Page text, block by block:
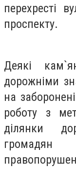
перехресті
проспекту.
Деякі
дорожніми
на
роботу з
ділянки